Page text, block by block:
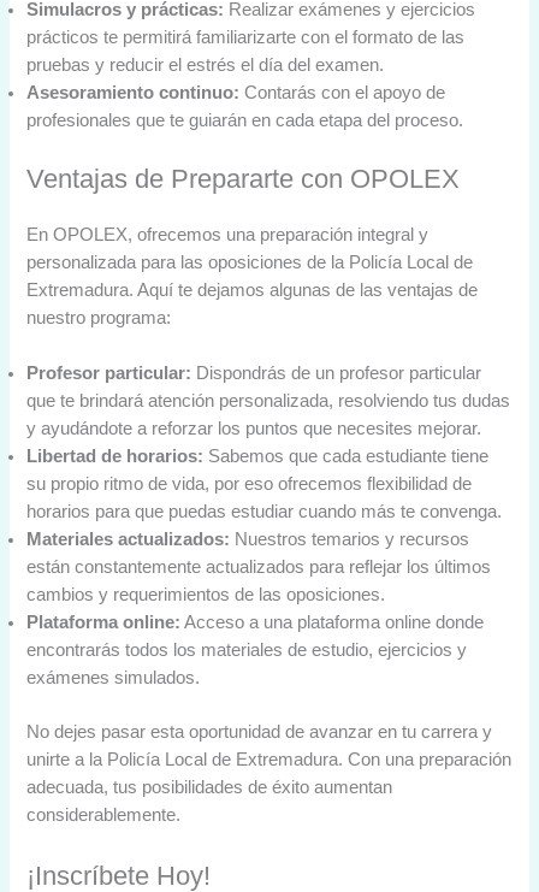
Simulacros y prácticas: Realizar exámenes y ejercicios
prácticos te permitirá familiarizarte con el formato de las
pruebas y reducir el estrés el día del examen.
Asesoramiento continuo: Contarás con el apoyo de
profesionales que te guiarán en cada etapa del proceso.
Ventajas de Prepararte con OPOLEX
En OPOLEX, ofrecemos una preparación integral y
personalizada para las oposiciones de la Policía Local de
Extremadura. Aquí te dejamos algunas de las ventajas de
nuestro programa:
Profesor particular: Dispondrás de un profesor particular
que te brindará atención personalizada, resolviendo tus dudas
y ayudándote a reforzar los puntos que necesites mejorar.
Libertad de horarios: Sabemos que cada estudiante tiene
su propio ritmo de vida, por eso ofrecemos flexibilidad de
horarios para que puedas estudiar cuando más te convenga.
Materiales actualizados: Nuestros temarios y recursos
están constantemente actualizados para reflejar los últimos
cambios y requerimientos de las oposiciones.
Plataforma online: Acceso a una plataforma online donde
encontrarás todos los materiales de estudio, ejercicios y
exámenes simulados.
No dejes pasar esta oportunidad de avanzar en tu carrera y
unirte a la Policía Local de Extremadura. Con una preparación
adecuada, tus posibilidades de éxito aumentan
considerablemente.
¡Inscríbete Hoy!